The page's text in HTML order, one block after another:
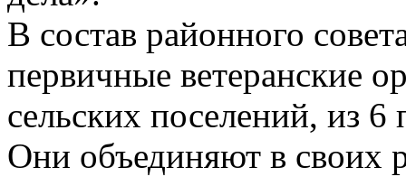
В состав районного
первичные ветеранские
сельских поселений, из
Они объединяют в своих